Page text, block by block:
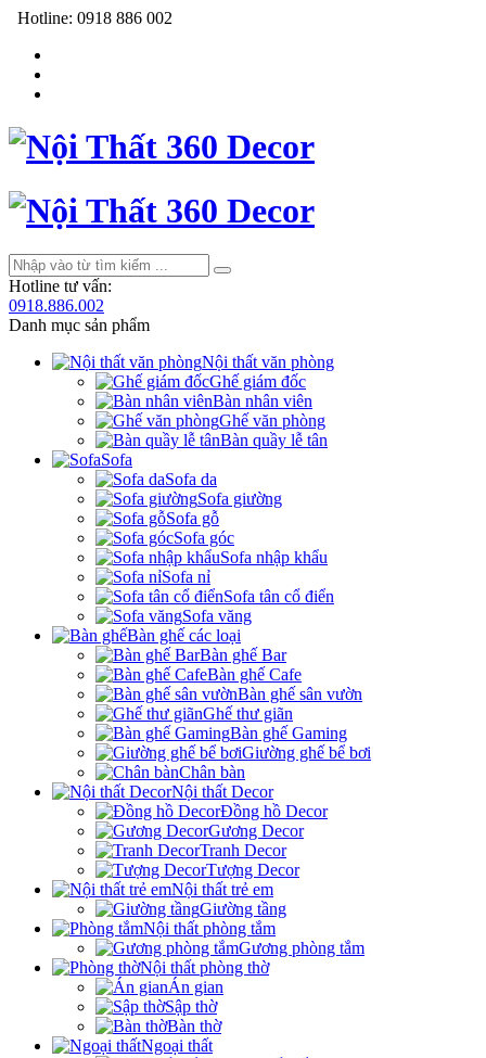
Hotline: 0918 886 002
Hotline tư vấn:
0918.886.002
Danh mục sản phẩm
Nội thất văn phòng
Ghế giám đốc
Bàn nhân viên
Ghế văn phòng
Bàn quầy lễ tân
Sofa
Sofa da
Sofa giường
Sofa gỗ
Sofa góc
Sofa nhập khẩu
Sofa nỉ
Sofa tân cổ điển
Sofa văng
Bàn ghế các loại
Bàn ghế Bar
Bàn ghế Cafe
Bàn ghế sân vườn
Ghế thư giãn
Bàn ghế Gaming
Giường ghế bể bơi
Chân bàn
Nội thất Decor
Đồng hồ Decor
Gương Decor
Tranh Decor
Tượng Decor
Nội thất trẻ em
Giường tầng
Nội thất phòng tắm
Gương phòng tắm
Nội thất phòng thờ
Án gian
Sập thờ
Bàn thờ
Ngoại thất